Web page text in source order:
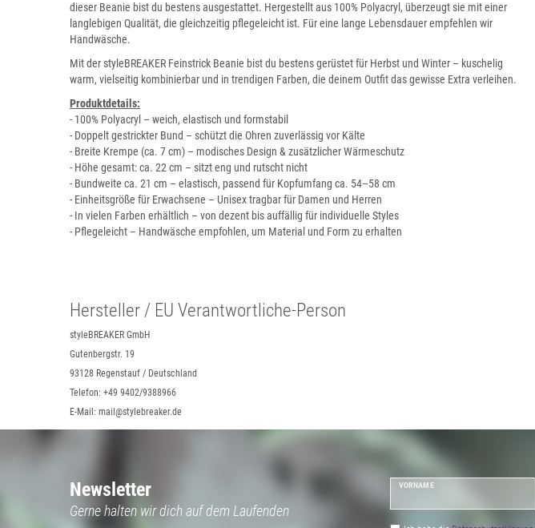
dieser Beanie bist du bestens ausgestattet. Hergestellt aus 100% Polyacryl, überzeugt sie mit einer
langlebigen Qualität, die gleichzeitig pflegeleicht ist. Für eine lange Lebensdauer empfehlen wir
Handwäsche.
Mit der styleBREAKER Feinstrick Beanie bist du bestens gerüstet für Herbst und Winter – kuschelig
warm, vielseitig kombinierbar und in trendigen Farben, die deinem Outfit das gewisse Extra verleihen.
Produktdetails:
- 100% Polyacryl – weich, elastisch und formstabil
- Doppelt gestrickter Bund – schützt die Ohren zuverlässig vor Kälte
- Breite Krempe (ca. 7 cm) – modisches Design & zusätzlicher Wärmeschutz
- Höhe gesamt: ca. 22 cm – sitzt eng und rutscht nicht
- Bundweite ca. 21 cm – elastisch, passend für Kopfumfang ca. 54–58 cm
- Einheitsgröße für Erwachsene – Unisex tragbar für Damen und Herren
- In vielen Farben erhältlich – von dezent bis auffällig für individuelle Styles
- Pflegeleicht – Handwäsche empfohlen, um Material und Form zu erhalten
Hersteller / EU Verantwortliche-Person
styleBREAKER GmbH
Gutenbergstr. 19
93128 Regenstauf / Deutschland
Telefon: +49 9402/9388966
E-Mail: mail@stylebreaker.de
Newsletter
Gerne halten wir dich auf dem Laufenden
VORNAME